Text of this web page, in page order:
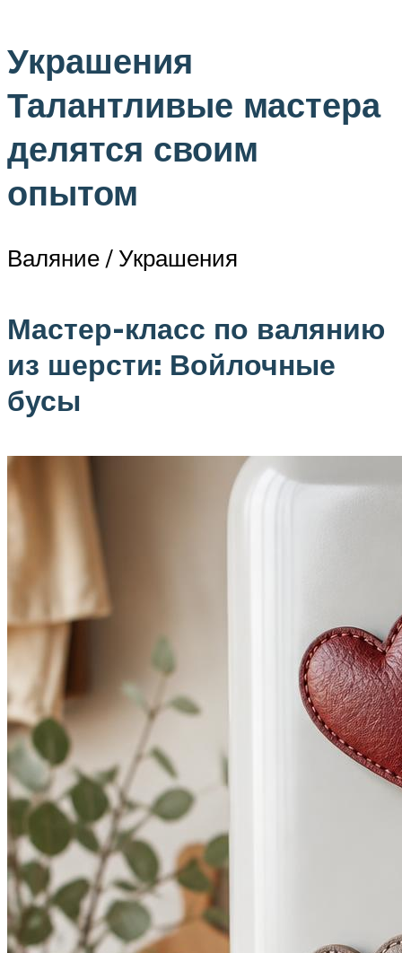
Украшения
Талантливые мастера
делятся своим
опытом
Валяние / Украшения
Мастер-класс по валянию
из шерсти: Войлочные
бусы